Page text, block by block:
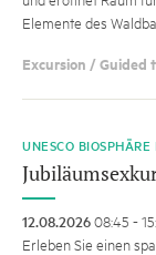
Elemente des
Excursion / Guided
UNESCO
12.08.202608:45 -
Erleben Sie einen